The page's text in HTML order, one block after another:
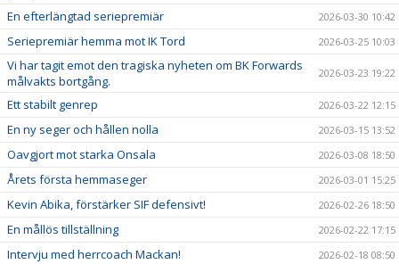
En efterlängtad seriepremiär 2026-03-30 10:42
Seriepremiär hemma mot IK Tord 2026-03-25 10:03
Vi har tagit emot den tragiska nyheten om BK Forwards
målvakts bortgång.
2026-03-23 19:22
Ett stabilt genrep 2026-03-22 12:15
En ny seger och hållen nolla 2026-03-15 13:52
Oavgjort mot starka Onsala 2026-03-08 18:50
Årets första hemmaseger 2026-03-01 15:25
Kevin Abika, förstärker SIF defensivt! 2026-02-26 18:50
En mållös tillställning 2026-02-22 17:15
Intervju med herrcoach Mackan! 2026-02-18 08:50